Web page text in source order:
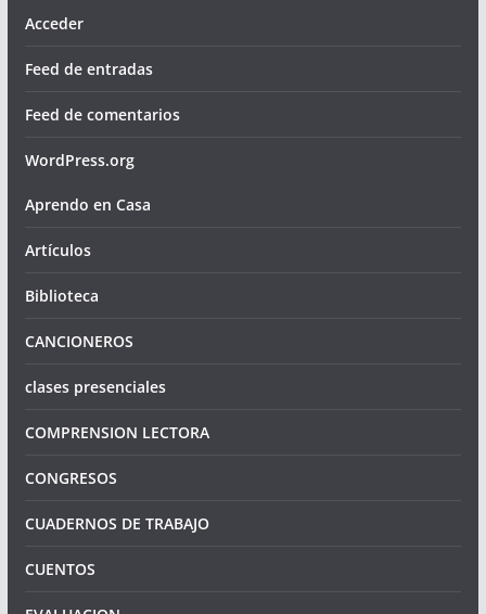
Acceder
Feed de entradas
Feed de comentarios
WordPress.org
Aprendo en Casa
Artículos
Biblioteca
CANCIONEROS
clases presenciales
COMPRENSION LECTORA
CONGRESOS
CUADERNOS DE TRABAJO
CUENTOS